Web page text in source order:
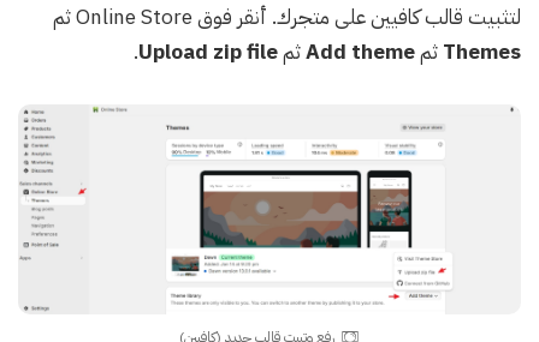
لتثبيت قالب كافيين على متجرك. أنقر فوق Online Store ثم
ThemesثمAdd themeثم .
رفع وتبيت قالب جديد (كافيين)